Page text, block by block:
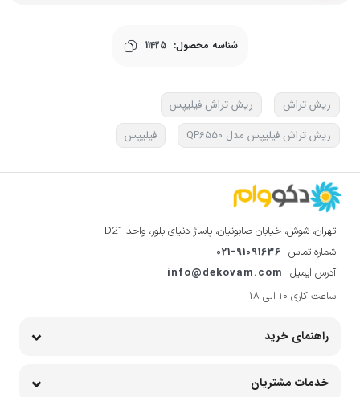
شناسه محصول: 11425
ریش تراش
ریش تراش فیلیپس
ریش تراش فیلیپس مدل QP6550
فیلیپس
تهران، شوش، خیابان صابونیان، پاساژ دنیای بلور، واحد D21
شماره تماس 021-91091636
آدرس ایمیل info@dekovam.com
ساعت کاری 10 الی 18
راهنمای خرید
خدمات مشتریان